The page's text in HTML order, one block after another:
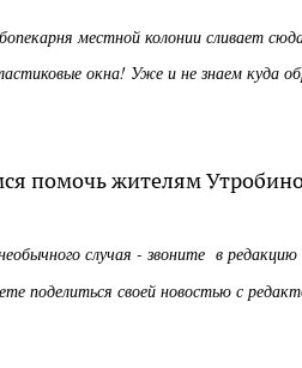
местной колонии сливает
окна! Уже и не знаем куда
помочь жителям
случая - звоните в редакцию
поделиться своей новостью с